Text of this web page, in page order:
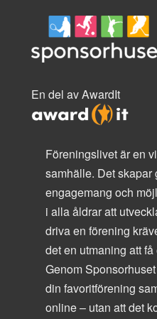
En del av AwardIt
Föreningslivet är en
samhälle. Det skapar
engagemang och
i alla åldrar att
driva en förening
det en utmaning att
Genom
din favoritförening
online – utan att det